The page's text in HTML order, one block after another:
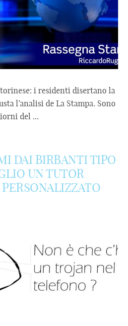
i residenti disertano la
l’analisi de La Stampa. Sono
del ...
DAI BIRBANTI TIPO
UN TUTOR